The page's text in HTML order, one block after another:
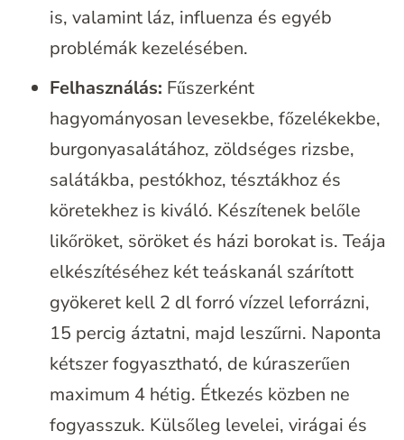
is, valamint láz, influenza és egyéb
problémák kezelésében.
Felhasználás: Fűszerként
hagyományosan levesekbe, főzelékekbe,
burgonyasalátához, zöldséges rizsbe,
salátákba, pestókhoz, tésztákhoz és
köretekhez is kiváló. Készítenek belőle
likőröket, söröket és házi borokat is. Teája
elkészítéséhez két teáskanál szárított
gyökeret kell 2 dl forró vízzel leforrázni,
15 percig áztatni, majd leszűrni. Naponta
kétszer fogyasztható, de kúraszerűen
maximum 4 hétig. Étkezés közben ne
fogyasszuk. Külsőleg levelei, virágai és